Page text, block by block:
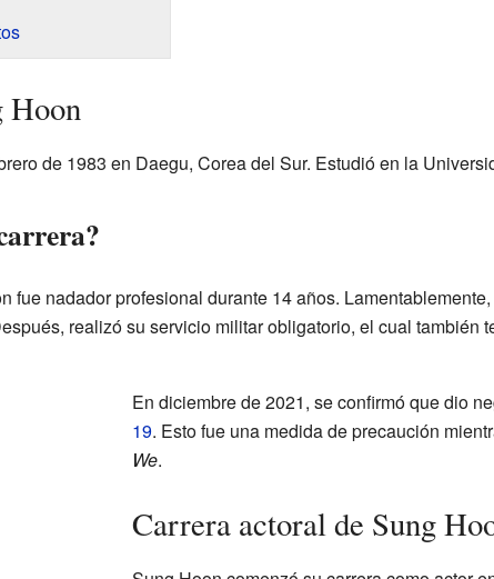
Hoon
de 1983 en Daegu, Corea del Sur. Estudió en la
fue nadador profesional durante 14 años.
realizó su servicio militar obligatorio, el cual también
En diciembre de 2021, se confirmó que dio
19. Esto fue una medida de precaución
We.
Carrera actoral de Sung